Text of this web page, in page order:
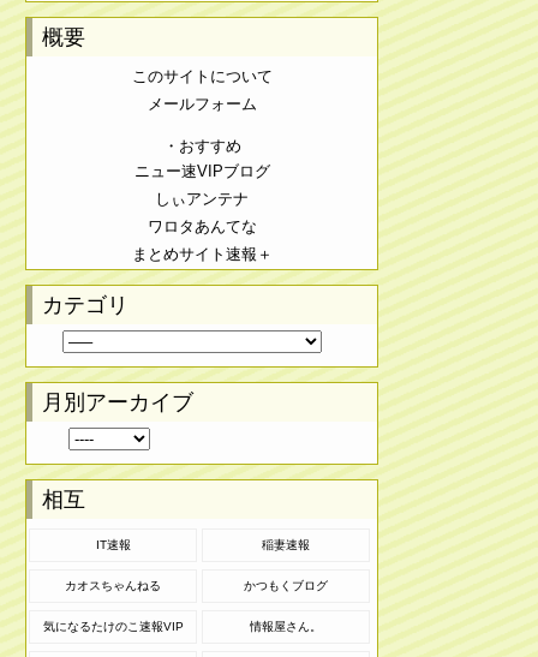
概要
このサイトについて
メールフォーム
・おすすめ
ニュー速VIPブログ
しぃアンテナ
ワロタあんてな
まとめサイト速報＋
カテゴリ
月別アーカイブ
相互
IT速報 稲妻速報
カオスちゃんねる かつもくブログ
気になるたけのこ速報VIP 情報屋さん。